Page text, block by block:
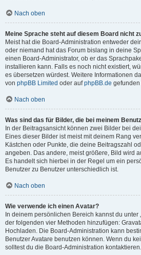
Nach oben
Meine Sprache steht auf diesem Board nicht
Meist hat die Board-Administration entweder
oder niemand hat das Forum bislang in deine
einen Board-Administrator, ob er das
installieren kann. Falls es noch nicht existiert,
es übersetzen würdest. Weitere Informationen
von phpBB Limited oder aufphpBB.de
Nach oben
Was sind das für Bilder, die bei meinem
In der Beitragsansicht können zwei Bilder bei
Eines dieser Bilder ist meist mit deinem Rang
Kästchen oder Punkte, die deine Beitragszahl
angeben. Das andere, meist größere, Bild wird
Es handelt sich hierbei in der Regel um ein
Benutzer zu Benutzer unterschiedlich ist.
Nach oben
Wie verwende ich einen Avatar?
In deinem persönlichen Bereich kannst du unter
der folgenden vier Methoden hinzufügen:
Hochladen. Die Board-Administration kann
Benutzer Avatare benutzen können. Wenn du
solltest du die Board-Administration kontaktieren.